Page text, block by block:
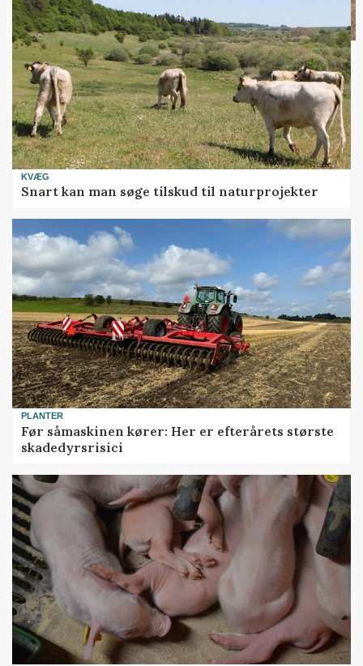
KVÆG
Snart kan man søge tilskud til naturprojekter
PLANTER
Før såmaskinen kører: Her er efterårets største
skadedyrsrisici